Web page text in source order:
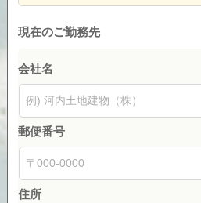
現在のご勤務先
会社名
郵便番号
住所